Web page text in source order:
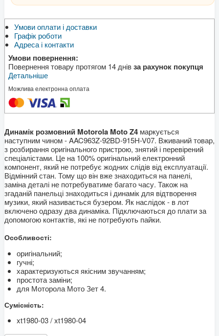
Умови оплати і доставки
Графік роботи
Адреса і контакти
Умови повернення:
Повернення товару протягом 14 днівза рахунок покупця
Детальніше
Можлива електронна оплата
Динамік розмовний Motorola Moto Z4 маркується
наступним чином - AAC963Z-92BD-915H-V07. Вживаний товар,
з розбирання оригінального пристрою, знятий і перевірений
спеціалістами. Це на 100% оригінальний електронний
компонент, який не потребує жодних слідів від експлуатації.
Відмінний стан. Тому що він вже знаходиться на панелі,
заміна деталі не потребуватиме багато часу. Також на
згаданій панельці знаходиться і динамік для відтворення
музики, який називається бузером. Як наслідок - в лот
включено одразу два динаміка. Підключаються до плати за
допомогою контактів, які не потребують пайки.
Особливості:
оригінальний;
гучні;
характеризуються якісним звучанням;
простота заміни;
для Моторола Мото Зет 4.
Сумісність:
xt1980-03 / xt1980-04